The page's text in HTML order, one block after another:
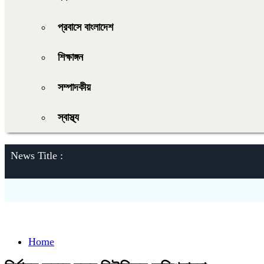
প্রবাসে বাংলাদেশ
শিক্ষাঙ্গন
সম্পাদকীয়
স্বাস্থ্য
News Title :
Home